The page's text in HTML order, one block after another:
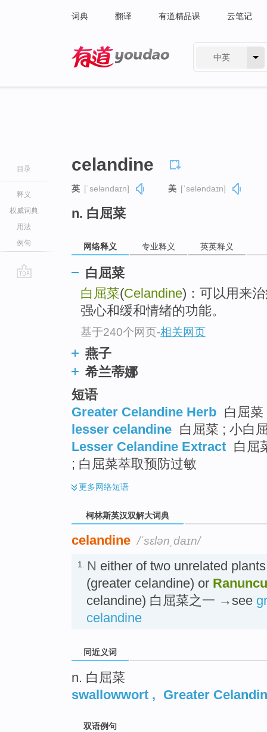
词典 翻译 有道精品课 云笔记
中英
目录
释义
权威词典
用法
例句
celandine
英 [ˈseləndaɪn] 美 [ˈseləndaɪn]
n. 白屈菜
网络释义 专业释义 英英释义
白屈菜
白屈菜(Celandine)：可以用来
强心和缓和情绪的功能。
基于240个网页-相关网页
燕子
希兰蒂娜
短语
Greater Celandine Herb 白屈菜
lesser celandine 白屈菜 ; 小白
Lesser Celandine Extract 白屈
; 白屈菜萃取预防过敏
更多网络短语
柯林斯英汉双解大词典
celandine /ˈsɛlənˌdaɪn/
1. N either of two unrelated
(greater celandine) or
celandine) 白屈菜之一 →see
celandine
同近义词
n. 白屈菜
swallowwort , Greater
双语例句